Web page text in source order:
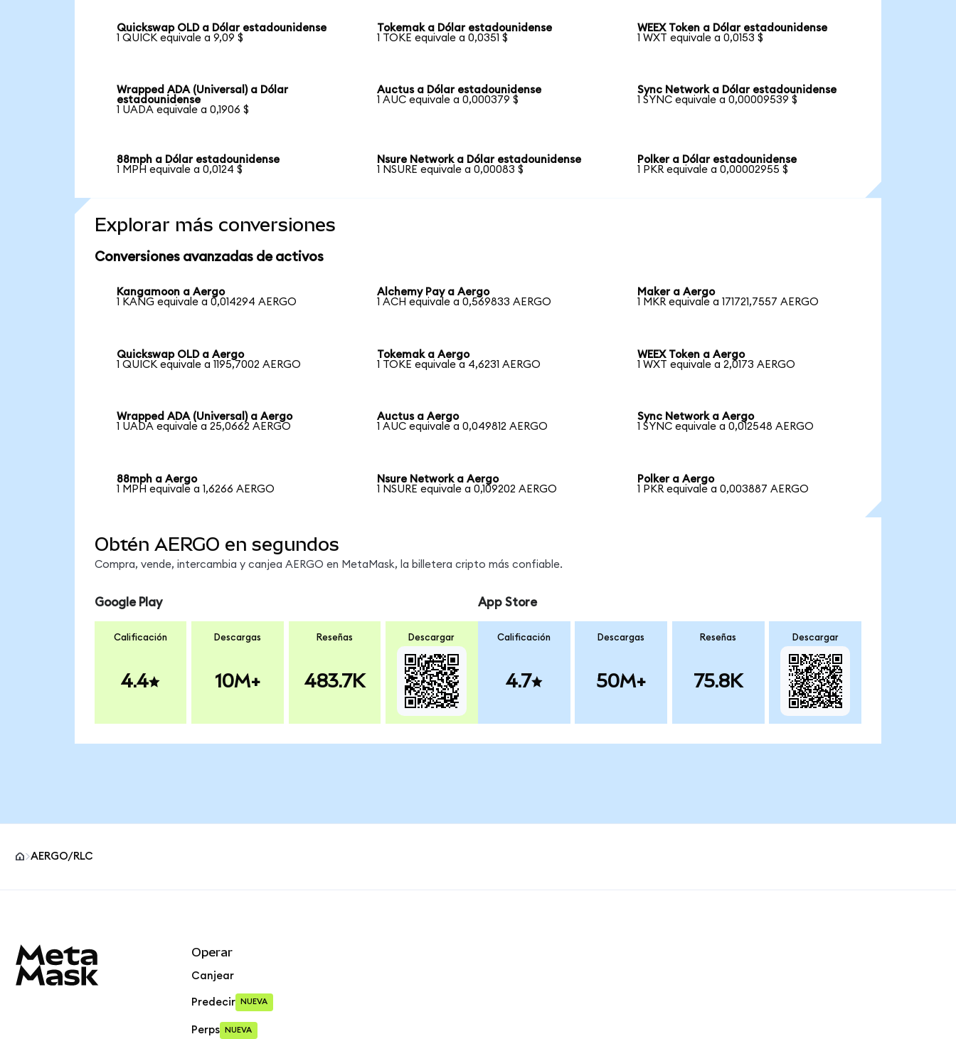
Quickswap OLD a Dólar estadounidense
1 QUICK equivale a 9,09 $
Tokemak a Dólar estadounidense
1 TOKE equivale a 0,0351 $
WEEX Token a Dólar estadounidense
1 WXT equivale a 0,0153 $
Wrapped ADA (Universal) a Dólar
estadounidense
1 UADA equivale a 0,1906 $
Auctus a Dólar estadounidense
1 AUC equivale a 0,000379 $
Sync Network a Dólar estadounidense
1 SYNC equivale a 0,00009539 $
88mph a Dólar estadounidense
1 MPH equivale a 0,0124 $
Nsure Network a Dólar estadounidense
1 NSURE equivale a 0,00083 $
Polker a Dólar estadounidense
1 PKR equivale a 0,00002955 $
Explorar más conversiones
Conversiones avanzadas de activos
Kangamoon a Aergo
1 KANG equivale a 0,014294 AERGO
Alchemy Pay a Aergo
1 ACH equivale a 0,569833 AERGO
Maker a Aergo
1 MKR equivale a 171721,7557 AERGO
Quickswap OLD a Aergo
1 QUICK equivale a 1195,7002 AERGO
Tokemak a Aergo
1 TOKE equivale a 4,6231 AERGO
WEEX Token a Aergo
1 WXT equivale a 2,0173 AERGO
Wrapped ADA (Universal) a Aergo
1 UADA equivale a 25,0662 AERGO
Auctus a Aergo
1 AUC equivale a 0,049812 AERGO
Sync Network a Aergo
1 SYNC equivale a 0,012548 AERGO
88mph a Aergo
1 MPH equivale a 1,6266 AERGO
Nsure Network a Aergo
1 NSURE equivale a 0,109202 AERGO
Polker a Aergo
1 PKR equivale a 0,003887 AERGO
Obtén AERGO en segundos
Compra, vende, intercambia y canjea AERGO en MetaMask, la billetera cripto más confiable.
Google Play
Calificación
4.4
Descargas
10M+
Reseñas
483.7K
Descargar
App Store
Calificación
4.7
Descargas
50M+
Reseñas
75.8K
Descargar
AERGO/RLC
Operar
Canjear
Predecir NUEVA
Perps NUEVA